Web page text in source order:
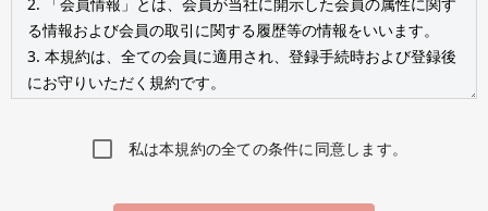
私は本規約の全ての条件に同意します。